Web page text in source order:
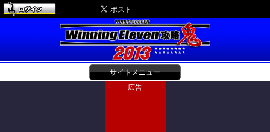
サイトメニュー
広告